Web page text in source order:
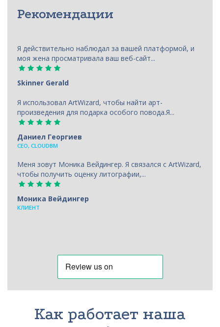
Рекомендации
Я действительно наблюдал за вашей платформой, и
моя жена просматривала ваш веб-сайт...
Skinner Gerald
Я использовал ArtWizard, чтобы найти арт-
произведения для подарка особого повода.Я...
Даниел Георгиев
CEO, CLOUDBM
Меня зовут Моника Вейдингер. Я связался с ArtWizard,
чтобы получить оценку литографии,...
Моника Вейдингер
КЛИЕНТ
Как работает наша